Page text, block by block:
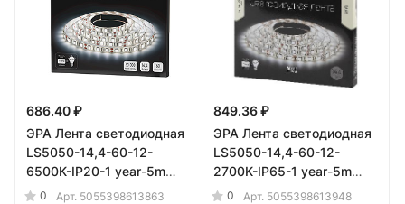
686.40 ₽
ЭРА Лента светодиодная
LS5050-14,4-60-12-
6500K-IP20-1 year-5m
(50/1000)
0 Арт. 5055398613863
849.36 ₽
ЭРА Лента светодиодная
LS5050-14,4-60-12-
2700K-IP65-1 year-5m
(50/2400)
0 Арт. 5055398613948